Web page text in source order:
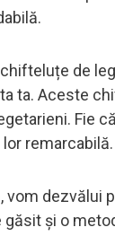
de
ta. Aceste
Fie
remarcabilă.
vom dezvălui
găsit și o